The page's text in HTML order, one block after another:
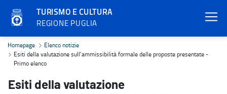
TURISMO E CULTURA
REGIONE PUGLIA
Esiti della valutazione sull’ammissibilità formale delle proposte
Homepage
Elenco notizie
Esiti della valutazione sull’ammissibilità formale delle proposte presentate -
Primo elenco
Esiti della valutazione